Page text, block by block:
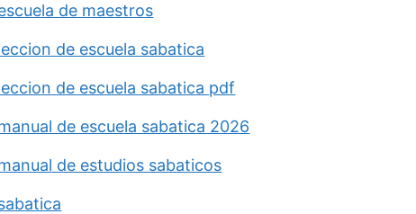
de maestros
de escuela sabatica
de escuela sabatica pdf
de escuela sabatica 2026
de estudios sabaticos